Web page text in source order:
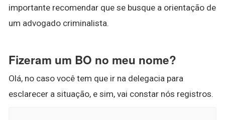
importante recomendar que se busque a orientação de
um advogado criminalista.
Fizeram um BO no meu nome?
Olá, no caso você tem que ir na delegacia para
esclarecer a situação, e sim, vai constar nós registros.